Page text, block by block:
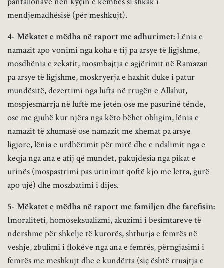
mendjemadhësisë (për meshkujt).
4- Mëkatet e mëdha në raport me adhurimet:Lënia e
namazit apo vonimi nga koha e tij pa arsye të ligjshme,
mosdhënia e zekatit, mosmbajtja e agjërimit në Ramazan
pa arsye të ligjshme, moskryerja e haxhit duke i patur
mundësitë, dezertimi nga lufta në rrugën e Allahut,
mospjesmarrja në luftë me jetën ose me pasurinë tënde,
ose me gjuhë kur njëra nga këto bëhet obligim, lënia e
namazit të xhumasë ose namazit me xhemat pa arsye
ligjore, lënia e urdhërimit për mirë dhe e ndalimit nga e
keqja nga ana e atij që mundet, pakujdesia nga pikat e
urinës (mospastrimi pas urinimit qoftë kjo me letra, gurë
apo ujë) dhe moszbatimi i dijes.
5- Mëkatet e mëdha në raport me familjen dhe farefisin:
Imoraliteti, homoseksualizmi, akuzimi i besimtareve të
ndershme për shkelje të kurorës, shthurja e femrës në
veshje, zbulimi i flokëve nga ana e femrës, përngjasimi i
femrës me meshkujt dhe e kundërta (siç është rruajtja e